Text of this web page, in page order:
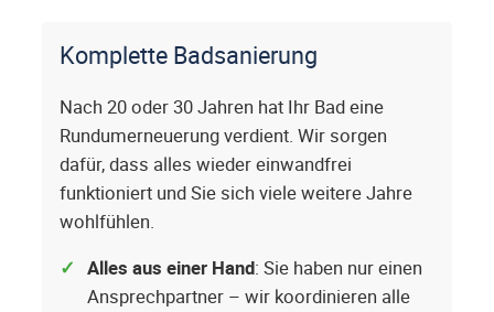
Komplette Badsanierung
Nach 20 oder 30 Jahren hat Ihr Bad eine
Rundumerneuerung verdient. Wir sorgen
dafür, dass alles wieder einwandfrei
funktioniert und Sie sich viele weitere Jahre
wohlfühlen.
Alles aus einer Hand: Sie haben nur einen
Ansprechpartner – wir koordinieren alle